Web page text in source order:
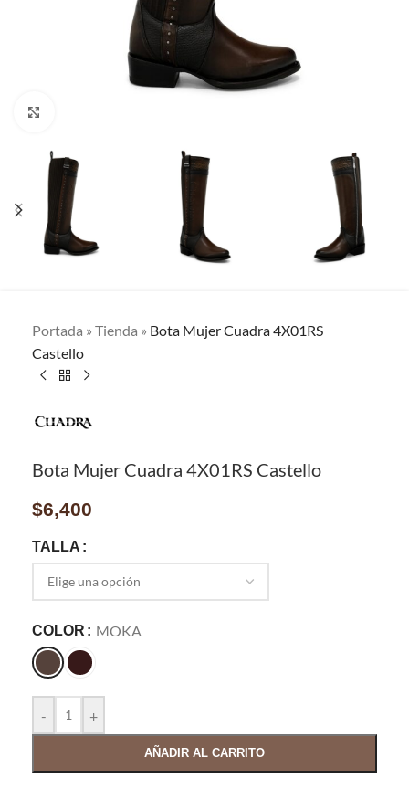
Portada » Tienda » Bota Mujer Cuadra 4X01RS
Castello
Bota Mujer Cuadra 4X01RS Castello
$6,400
TALLA
COLOR MOKA
- +
AÑADIR AL CARRITO